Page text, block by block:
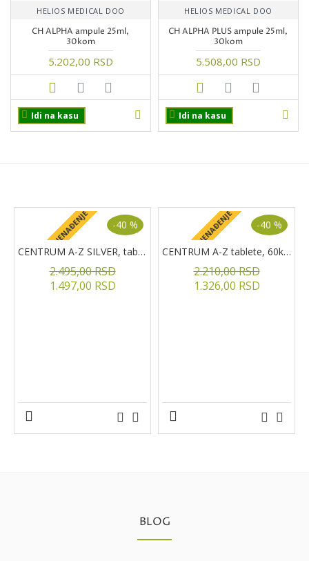
HELIOS MEDICAL DOO
CH ALPHA ampule 25ml,
30kom
5.202,00 RSD
Idi na kasu
HELIOS MEDICAL DOO
CH ALPHA PLUS ampule 25ml,
30kom
5.508,00 RSD
Idi na kasu
+ POKLON IZNENAĐENJE -40 %
CENTRUM A-Z SILVER, tablete, 60kom.
1.497,00 RSD
2.495,00 RSD + POKLON IZNENAĐENJE -40 %
CENTRUM A-Z tablete, 60kom
1.326,00 RSD
2.210,00 RSD
BLOG